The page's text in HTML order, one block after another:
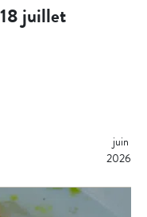
juillet
juin
2026